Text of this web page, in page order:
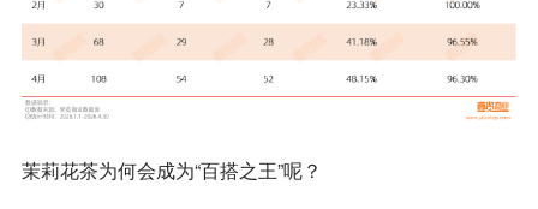
茉莉花茶为何会成为“百搭之王”呢？